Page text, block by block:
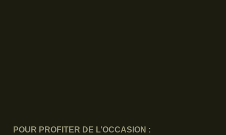
POUR PROFITER DE L’OCCASION :